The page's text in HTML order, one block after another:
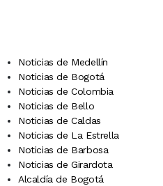
Noticias de Medellín
Noticias de Bogotá
Noticias de Colombia
Noticias de Bello
Noticias de Caldas
Noticias de La Estrella
Noticias de Barbosa
Noticias de Girardota
Alcaldía de Bogotá